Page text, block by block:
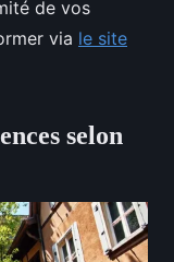
de vos
via le site
selon